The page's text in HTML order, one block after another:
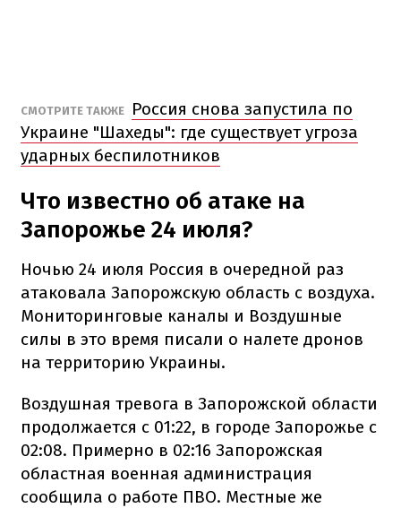
СМОТРИТЕ ТАКЖЕ
Россия снова запустила по
Украине "Шахеды": где существует угроза
ударных беспилотников
Что известно об атаке на
Запорожье 24 июля?
Ночью 24 июля Россия в очередной раз
атаковала Запорожскую область с воздуха.
Мониторинговые каналы и Воздушные
силы в это время писали о налете дронов
на территорию Украины.
Воздушная тревога в Запорожской области
продолжается с 01:22, в городе Запорожье с
02:08. Примерно в 02:16 Запорожская
областная военная администрация
сообщила о работе ПВО. Местные же